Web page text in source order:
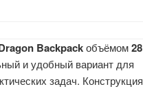
Backpackобъёмом28
и удобный вариант для
задач. Конструкция